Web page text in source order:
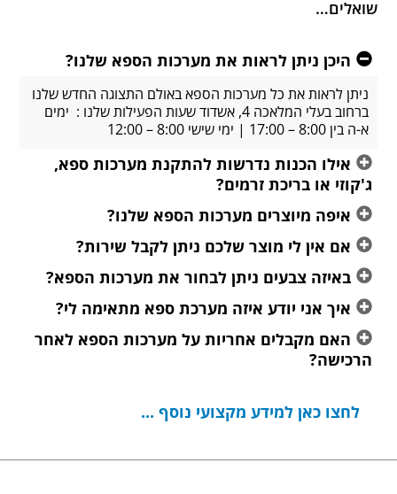
לראות את מערכות הספא שלנו?
את כל מערכות הספא באולם התצוגה החדש שלנו
ברחוב בעלי המלאכה 4, אשדוד שעות הפעילות שלנו : ימים
נדרשות להתקנת מערכות ספא,
זרמים?
מערכות הספא שלנו?
לי מוצר שלכם ניתן לקבל שירות?
צבעים ניתן לבחור את מערכות הספא?
יודע איזה מערכת ספא מתאימה לי?
אחריות על מערכות הספא לאחר
למידע מקצועי נוסף ...